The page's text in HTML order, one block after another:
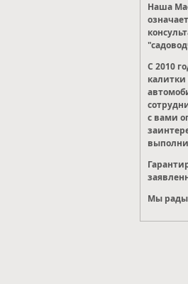
Наша
С 2010
калитки
с вами
Мы